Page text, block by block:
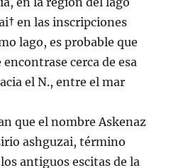
en las inscripciones
lago, es probable que
cerca de esa
el N., entre el mar
que el nombre Askenaz
ashguzai, término
antiguos escitas de la